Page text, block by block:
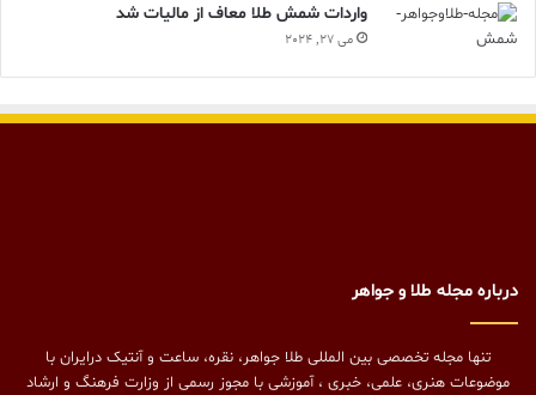
واردات شمش طلا معاف از مالیات شد
می 27, 2024
درباره مجله طلا و جواهر
تنها مجله تخصصی بین المللی طلا جواهر، نقره، ساعت و آنتیک درایران با
موضوعات هنری، علمی، خبری ، آموزشی با مجوز رسمی از وزارت فرهنگ و ارشاد